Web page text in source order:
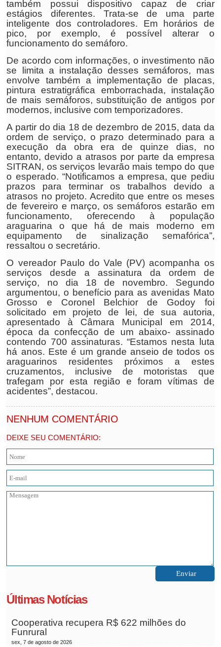
também possui dispositivo capaz de criar
estágios diferentes. Trata-se de uma parte
inteligente dos controladores. Em horários de
pico, por exemplo, é possível alterar o
funcionamento do semáforo.
De acordo com informações, o investimento não
se limita a instalação desses semáforos, mas
envolve também a implementação de placas,
pintura estratigráfica emborrachada, instalação
de mais semáforos, substituição de antigos por
modernos, inclusive com temporizadores.
A partir do dia 18 de dezembro de 2015, data da
ordem de serviço, o prazo determinado para a
execução da obra era de quinze dias, no
entanto, devido a atrasos por parte da empresa
SITRAN, os serviços levarão mais tempo do que
o esperado. “Notificamos a empresa, que pediu
prazos para terminar os trabalhos devido a
atrasos no projeto. Acredito que entre os meses
de fevereiro e março, os semáforos estarão em
funcionamento, oferecendo à população
araguarina o que há de mais moderno em
equipamento de sinalização semafórica”,
ressaltou o secretário.
O vereador Paulo do Vale (PV) acompanha os
serviços desde a assinatura da ordem de
serviço, no dia 18 de novembro. Segundo
argumentou, o benefício para as avenidas Mato
Grosso e Coronel Belchior de Godoy foi
solicitado em projeto de lei, de sua autoria,
apresentado à Câmara Municipal em 2014,
época da confecção de um abaixo- assinado
contendo 700 assinaturas. “Estamos nesta luta
há anos. Este é um grande anseio de todos os
araguarinos residentes próximos a estes
cruzamentos, inclusive de motoristas que
trafegam por esta região e foram vítimas de
acidentes”, destacou.
NENHUM COMENTÁRIO
DEIXE SEU COMENTÁRIO:
Últimas Notícias
Cooperativa recupera R$ 622 milhões do
Funrural
sex, 7 de agosto de 2026